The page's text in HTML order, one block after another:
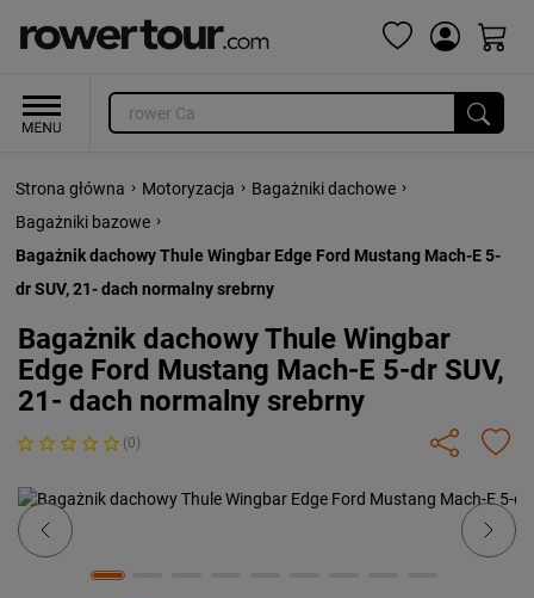
Strona główna › Motoryzacja › Bagażniki dachowe ›
Bagażniki bazowe ›
Bagażnik dachowy Thule Wingbar Edge Ford Mustang Mach-E 5-
dr SUV, 21- dach normalny srebrny
Bagażnik dachowy Thule Wingbar
Edge Ford Mustang Mach-E 5-dr SUV,
21- dach normalny srebrny
(0)
Previous Next